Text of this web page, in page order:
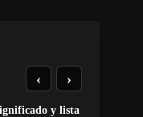
y lista
‹ ›